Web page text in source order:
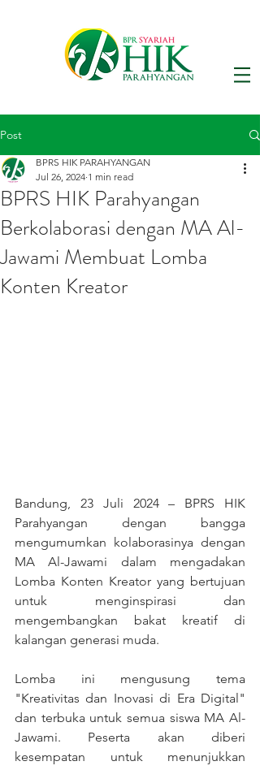
Post
BPRS HIK Parahyangan
Berkolaborasi dengan MA Al-
Jawami Membuat Lomba
Konten Kreator
BPRS HIK PARAHYANGAN
Jul 26, 2024 1 min read
Bandung, 23 Juli 2024 – BPRS HIK
Parahyangan dengan bangga
mengumumkan kolaborasinya dengan
MA Al-Jawami dalam mengadakan
Lomba Konten Kreator yang bertujuan
untuk menginspirasi dan
mengembangkan bakat kreatif di
kalangan generasi muda.
Lomba ini mengusung tema
"Kreativitas dan Inovasi di Era Digital"
dan terbuka untuk semua siswa MA Al-
Jawami. Peserta akan diberi
kesempatan untuk menunjukkan